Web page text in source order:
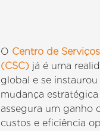
O Centro de
(CSC) já é uma
global e se
mudança
assegura um ganho
custos e eficiência